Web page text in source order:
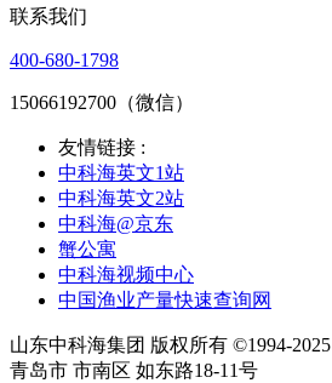
联系我们
400-680-1798
15066192700（微信）
友情链接 :
中科海英文1站
中科海英文2站
中科海@京东
蟹公寓
中科海视频中心
中国渔业产量快速查询网
山东中科海集团 版权所有 ©1994-2025
青岛市 市南区 如东路18-11号